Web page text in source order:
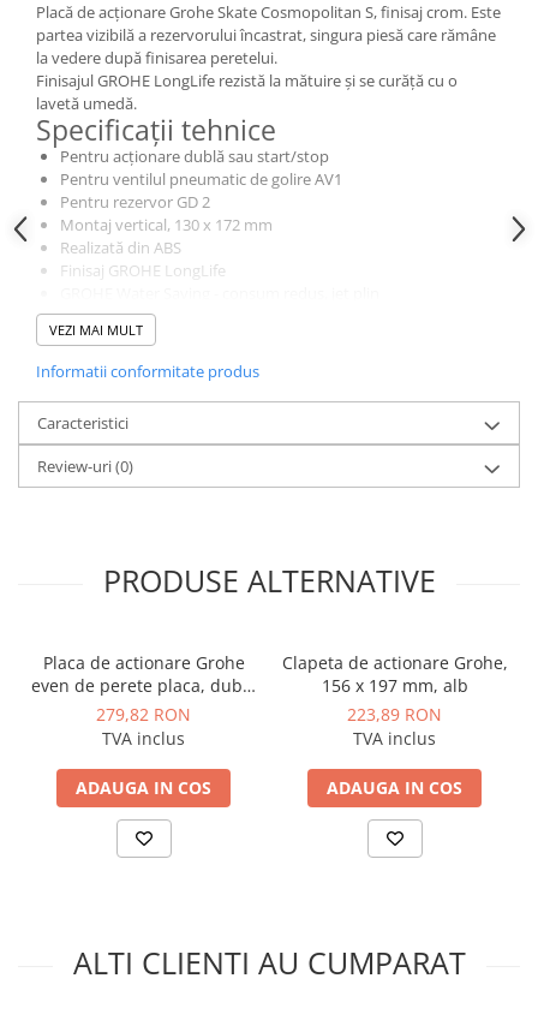
Unitati motocondensante
Sisteme evaporative de climatizare
Ventilatoare pentru baie
Ventilatoare pentru tubulatura
Filtrare si odorizare aer
Recuperatoare de caldura
Accesorii echipamente de
ventilatie si climatizare
Instalatii de apa si canalizare
Alimentare cu apa
Canalizare interioara
Canalizare exterioara
Canalizare pluviala
Distributie apa
Fitinguri gaz
Aparate sudura si dispozitive gaz
Izolatii tehnice
Izolatii pentru aer conditionat
Izolatii pentru sisteme solare
Izolatii pentru tevi si conducte
Polistiren expandat
automatizare
Automatizari panouri solare
Placă de acționare Grohe Skate Cosmopolitan S, finisaj crom. Este
partea vizibilă a rezervorului încastrat, singura piesă care rămâne
la vedere după finisarea peretelui.
Finisajul GROHE LongLife rezistă la mătuire și se curăță cu o
lavetă umedă.
Specificații tehnice
Pentru acționare dublă sau start/stop
Pentru ventilul pneumatic de golire AV1
Pentru rezervor GD 2
Montaj vertical, 130 x 172 mm
Realizată din ABS
Finisaj GROHE LongLife
Și suporturi de fixare incluse
Compatibilă cu Rapid SLX
Pentru Rapid SL și Uniset cu rezervor GD 2 se comandă
separat burduful40911000
(se comandă separat)
Pentru Rapid SL și Uniset cu înălțime de montaj 0,82 m se
comandă separat
Burduful40950000
VEZI MAI MULT
Informatii conformitate produs
Caracteristici
Review-uri(0)
PRODUSE ALTERNATIVE
Placa de actionare Grohe
even de perete placa, dubla
actionare, 156 x 197 mm,
verticala sau orizontala,
279,82 RON
TVA inclus
ADAUGA IN COS
Clapeta de actionare Grohe,
156 x 197 mm, alb
223,89 RON
TVA inclus
ADAUGA IN COS
ALTI CLIENTI AU CUMPARAT